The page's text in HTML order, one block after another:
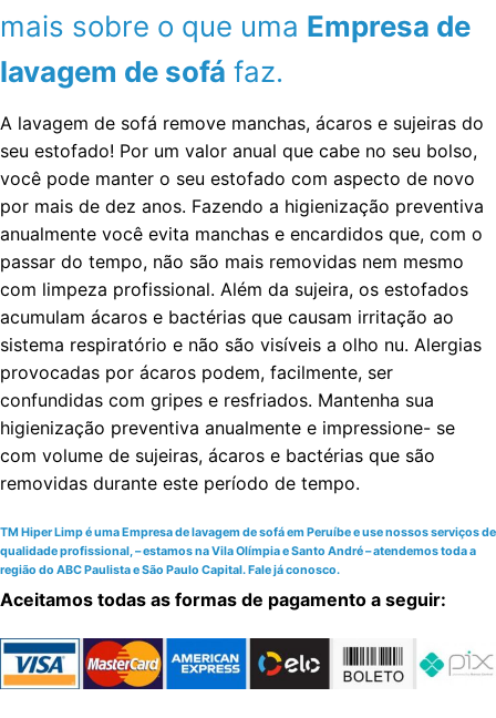
mais sobre o que uma Empresa de
lavagem de sofá faz.
A lavagem de sofá remove manchas, ácaros e sujeiras do
seu estofado! Por um valor anual que cabe no seu bolso,
você pode manter o seu estofado com aspecto de novo
por mais de dez anos. Fazendo a higienização preventiva
anualmente você evita manchas e encardidos que, com o
passar do tempo, não são mais removidas nem mesmo
com limpeza profissional. Além da sujeira, os estofados
acumulam ácaros e bactérias que causam irritação ao
sistema respiratório e não são visíveis a olho nu. Alergias
provocadas por ácaros podem, facilmente, ser
confundidas com gripes e resfriados. Mantenha sua
higienização preventiva anualmente e impressione- se
com volume de sujeiras, ácaros e bactérias que são
removidas durante este período de tempo.
TM Hiper Limp é uma Empresa de lavagem de sofá em Peruíbe e use nossos serviços de
qualidade profissional, – estamos na Vila Olímpia e Santo André – atendemos toda a
região do ABC Paulista e São Paulo Capital. Fale já conosco.
Aceitamos todas as formas de pagamento a seguir: